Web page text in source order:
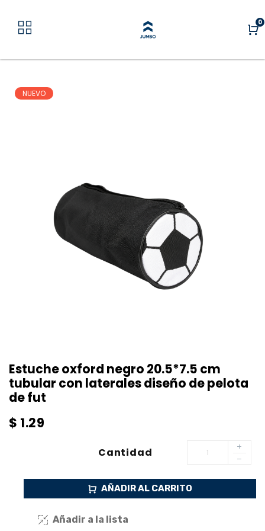
0
NUEVO
Estuche oxford negro 20.5*7.5 cm
tubular con laterales diseño de pelota
de fut
$ 1.29
Cantidad
AÑADIR AL CARRITO
Añadir a la lista